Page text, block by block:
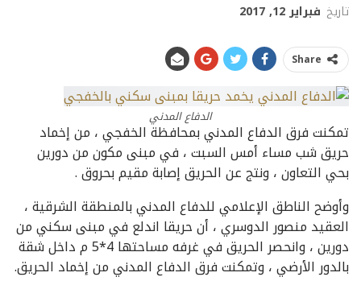
تاريخ فبراير 12, 2017
Share
الدفاع المدني
تمكنت فرق الدفاع المدني بمحافظة الخفجي ، من إخماد
حريق شب مساء أمس السبت ، في مبنى مكون من دورين
بحي التعاون ، ونتج عن الحريق إصابة مقيم بحروق .
وأوضح الناطق الإعلامي للدفاع المدني بالمنطقة الشرقية ،
العقيد منصور الدوسري ، أن حريقا اندلع في مبنى سكني من
دورين ، وانحصر الحريق في غرفه مساحتها 4*5 م داخل شقة
بالدور الأرضي ، وتمكنت فرق الدفاع المدني من إخماد الحريق.